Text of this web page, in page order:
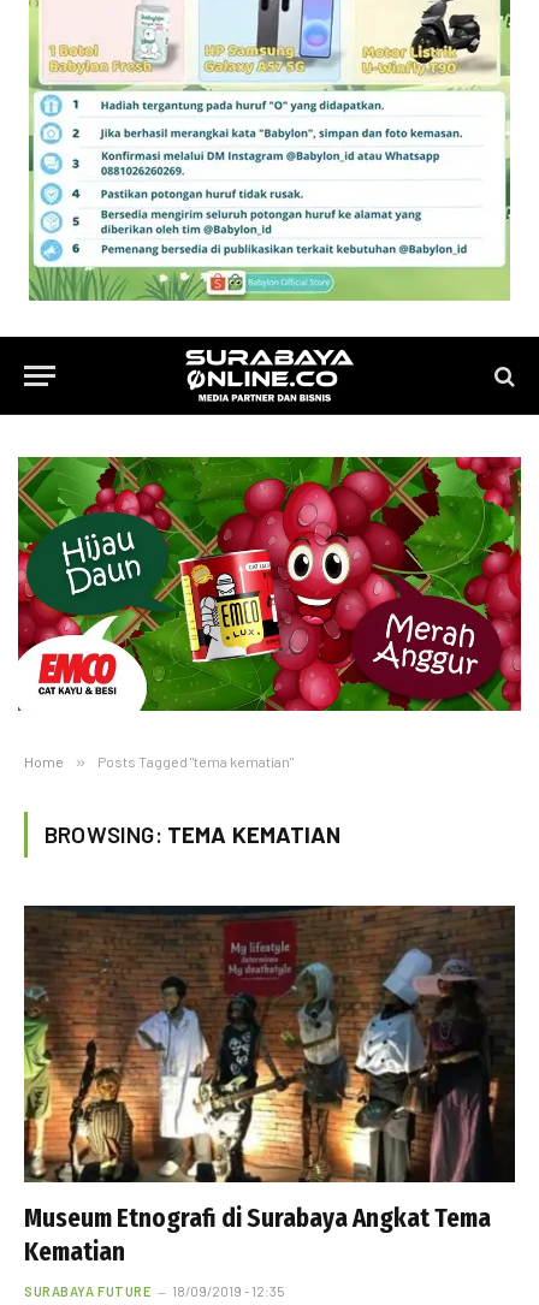
Home » Posts Tagged "tema kematian"
BROWSING: TEMA KEMATIAN
Museum Etnografi di Surabaya Angkat Tema
Kematian
SURABAYA FUTURE 18/09/2019 - 12:35